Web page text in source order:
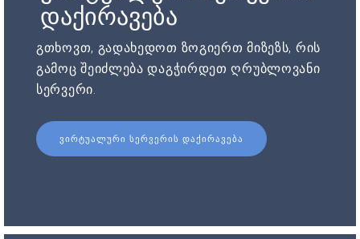
დაქირავება
გთხოვთ, გადახედოთ ზოგიერთ მიზეზს, რის
გამოც შეიძლება დაგჭირდეთ ღრუბლოვანი
სერვერი.
ᲕᲘᲠᲢᲣᲐᲚᲣᲠᲘ ᲡᲔᲠᲕᲔᲠᲘᲡ ᲓᲐᲥᲘᲠᲐᲕᲔᲑᲐ